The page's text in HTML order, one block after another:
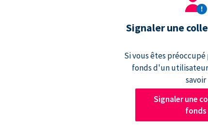
Signaler une
Si vous êtes
fonds d'un
savoir
Signaler une
fonds